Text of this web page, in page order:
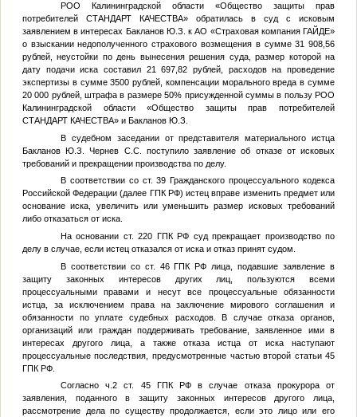
РОО Калининградской области «Общество защиты прав
потребителей СТАНДАРТ КАЧЕСТВА» обратилась в суд с исковым
заявлением в интересах Бакланов Ю.З. к АО «Страховая компания ГАЙДЕ»
о взыскании недополученного страхового возмещения в сумме 31 908,56
рублей, неустойки по день вынесения решения суда, размер которой на
дату подачи иска составил 21 697,82 рублей, расходов на проведение
экспертизы в сумме 3500 рублей, компенсации морального вреда в сумме
20 000 рублей, штрафа в размере 50% присужденной суммы в пользу РОО
Калининградской области «Общество защиты прав потребителей
СТАНДАРТ КАЧЕСТВА» и Бакланов Ю.З.
В судебном заседании от представителя материального истца
Бакланов Ю.З.
Чернев С.С.
поступило заявление об отказе от исковых
требований и прекращении производства по делу.
В соответствии со ст. 39 Гражданского процессуального кодекса
Российской Федерации (далее ГПК РФ) истец вправе изменить предмет или
основание иска, увеличить или уменьшить размер исковых требований
либо отказаться от иска.
На основании ст. 220 ГПК РФ суд прекращает производство по
делу в случае, если истец отказался от иска и отказ принят судом.
В соответствии со ст. 46 ГПК РФ лица, подавшие заявление в
защиту законных интересов других лиц, пользуются всеми
процессуальными правами и несут все процессуальные обязанности
истца, за исключением права на заключение мирового соглашения и
обязанности по уплате судебных расходов. В случае отказа органов,
организаций или граждан поддерживать требование, заявленное ими в
интересах другого лица, а также отказа истца от иска наступают
процессуальные последствия, предусмотренные частью второй статьи 45
ГПК РФ.
Согласно ч.2 ст. 45 ГПК РФ в случае отказа прокурора от
заявления, поданного в защиту законных интересов другого лица,
рассмотрение дела по существу продолжается, если это лицо или его